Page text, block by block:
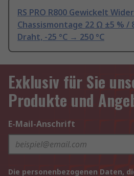
RS PRO R800 Gewickelt
Chassismontage 22 Ω ±5 % /
Draht, -25 °C → 250 °C
Exklusiv für Sie
Produkte und
E-Mail-Anschrift
Die personenbezogenen Daten,